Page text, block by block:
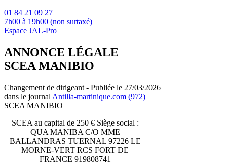
01 84 21 09 27
7h00 à 19h00 (non surtaxé)
Espace JAL-Pro
ANNONCE LÉGALE
SCEA MANIBIO
Changement de dirigeant - Publiée le 27/03/2026
dans le journal Antilla-martinique.com (972)
SCEA MANIBIO
SCEA au capital de 250 € Siège social :
QUA MANIBA C/O MME
BALLANDRAS TUERNAL 97226 LE
MORNE-VERT RCS FORT DE
FRANCE 919808741